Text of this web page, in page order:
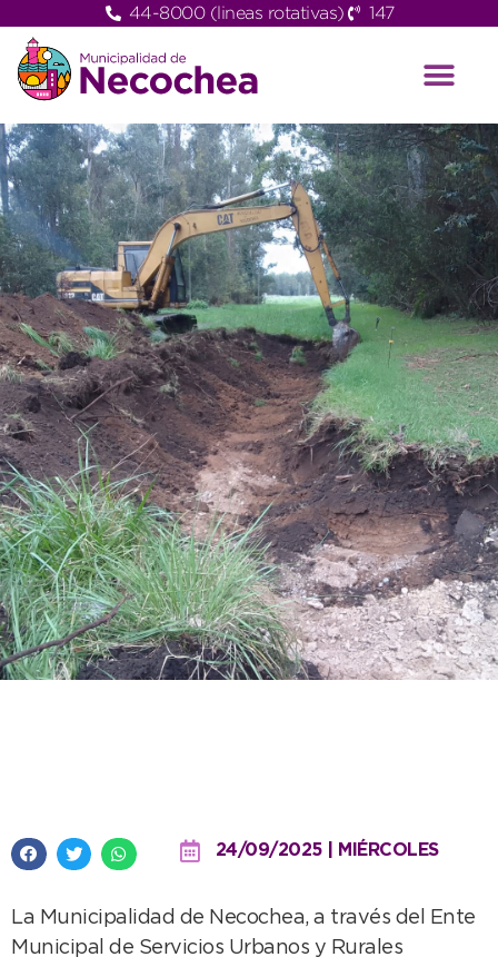
44-8000 (lineas rotativas) 147
24/09/2025 | MIÉRCOLES
La Municipalidad de Necochea, a través del Ente
Municipal de Servicios Urbanos y Rurales